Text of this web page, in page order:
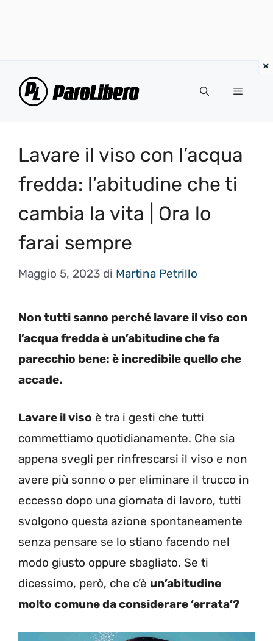
Menu
Lavare il viso con l’acqua
fredda: l’abitudine che ti
cambia la vita | Ora lo
farai sempre
Maggio 5, 2023 di Martina Petrillo
Non tutti sanno perché lavare il viso con
l’acqua fredda è un’abitudine che fa
parecchio bene: è incredibile quello che
accade.
Lavare il viso è tra i gesti che tutti
commettiamo quotidianamente. Che sia
appena svegli per rinfrescarsi il viso e non
avere più sonno o per eliminare il trucco in
eccesso dopo una giornata di lavoro, tutti
svolgono questa azione spontaneamente
senza pensare se lo stiano facendo nel
modo giusto oppure sbagliato. Se ti
dicessimo, però, che c’è un’abitudine
molto comune da considerare ‘errata’?